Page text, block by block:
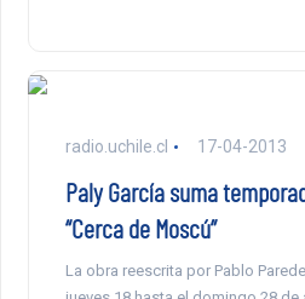
radio.uchile.cl 17-04-2013
Paly García suma
“Cerca de Moscú”
La obra reescrita por Pablo